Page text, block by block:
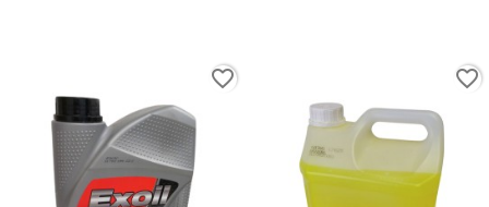
favorite_border favorite_border